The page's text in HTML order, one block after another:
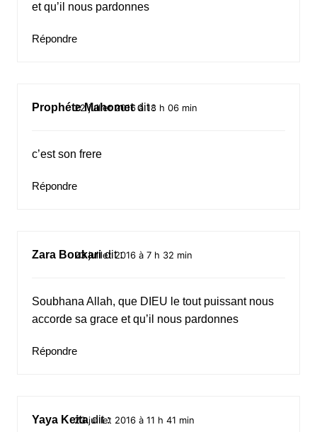
et qu’il nous pardonnes
Répondre
Prophéte Mahomet dit :
22 juillet 2016 à 18 h 06 min
c’est son frere
Répondre
Zara Boukari dit :
23 juillet 2016 à 7 h 32 min
Soubhana Allah, que DIEU le tout puissant nous
accorde sa grace et qu’il nous pardonnes
Répondre
Yaya Keita dit :
23 juillet 2016 à 11 h 41 min